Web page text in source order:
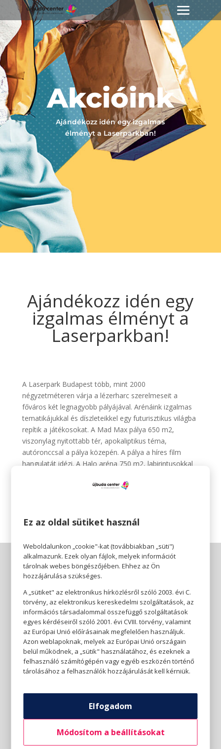
Akcióink
Ajándékozz idén egy izgalmas
élményt a Laserparkban!
Ajándékozz idén egy
izgalmas élményt a
Laserparkban!
A Laserpark Budapest több, mint 2000
négyzetméteren várja a lézerharc szerelmeseit a
főváros két legnagyobb pályájával. Arénáink izgalmas
tematikájukkal és díszleteikkel egy futurisztikus világba
repítik a játékosokat. A Mad Max pálya 650 m2,
viszonylag nyitottabb tér, apokaliptikus téma,
autóronccsal a pálya közepén. A pálya a híres film
hangulatát idézi. A Halo aréna 750 m2, labirintusokkal
lövöldözős számítógépes játék, a Halo grafikai
Ez az oldal sütiket használ
Weboldalunkon „cookie"-kat (továbbiakban „süti")
alkalmazunk. Ezek olyan fájlok, melyek információt
tárolnak webes böngészőjében. Ehhez az Ön
hozzájárulása szükséges.
A „sütiket" az elektronikus hírközlésről szóló 2003. évi C.
törvény, az elektronikus kereskedelmi szolgáltatások, az
információs társadalommal összefüggő szolgáltatások
egyes kérdéseiről szóló 2001. évi CVIII. törvény, valamint
az Európai Unió előírásainak megfelelően használjuk.
Azon weblapoknak, melyek az Európai Unió országain
belül működnek, a „sütik" használatához, és ezeknek a
felhasználó számítógépén vagy egyéb eszközén történő
tárolásához a felhasználók hozzájárulását kell kérniük.
Elfogadom
Módosítom a beállításokat